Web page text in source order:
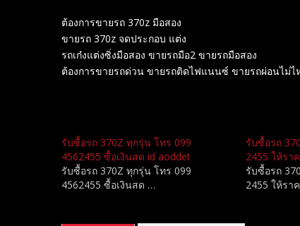
ต้องการขายรถ 370z มือสอง
ขายรถ 370z จดประกอบ แต่ง
รถเก๋งแต่งซิ่งมือสอง ขายรถมือ2 ขายรถมือสอง
ต้องการขายรถด่วน ขายรถติดไฟแนนซ์ ขายรถผ่อนไม่ไ
รับซื้อรถ 370Z ทุกรุ่น โทร 099
4562455 ซื้อเงินสด id aoddet
รับซื้อรถ 370Z ทุกรุ่น โทร 099
4562455 ซื้อเงินสด …
รับซื้อรถ
2455 ให้รา
รับซื้อรถ
2455 ให้รา